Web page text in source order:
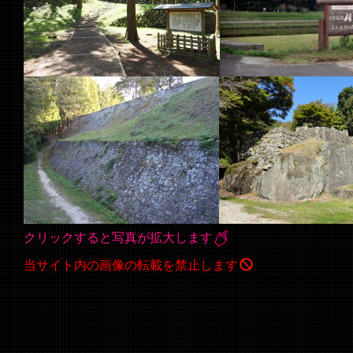
クリックすると写真が拡大します
当サイト内の画像の転載を禁止します